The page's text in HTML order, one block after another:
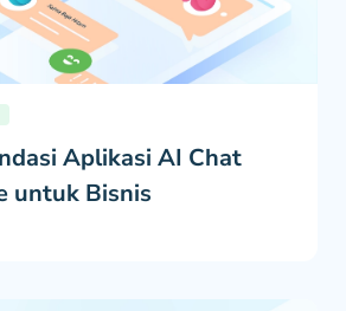
Aplikasi AI Chat
untuk Bisnis